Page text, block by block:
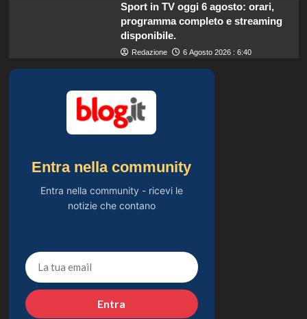
Sport in TV oggi 6 agosto: orari,
programma completo e streaming
disponibile.
Redazione 6 Agosto 2026 : 6:40
Entra nella community
Entra nella community - ricevi le
notizie che contano
Entra